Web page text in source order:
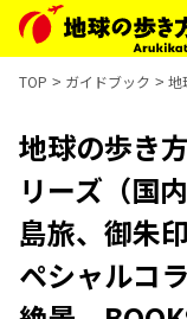
TOP ガイドブック 地
地球の歩き
リーズ（国
島旅、御朱
ペシャルコ